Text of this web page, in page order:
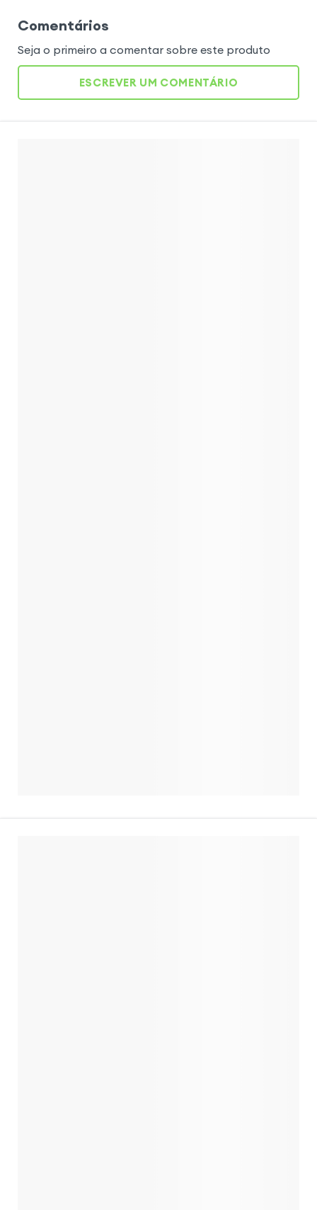
Comentários
Seja o primeiro a comentar sobre este produto
ESCREVER UM COMENTÁRIO